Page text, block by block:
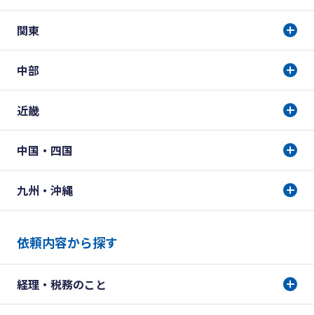
関東
中部
近畿
中国・四国
九州・沖縄
依頼内容から探す
経理・税務のこと